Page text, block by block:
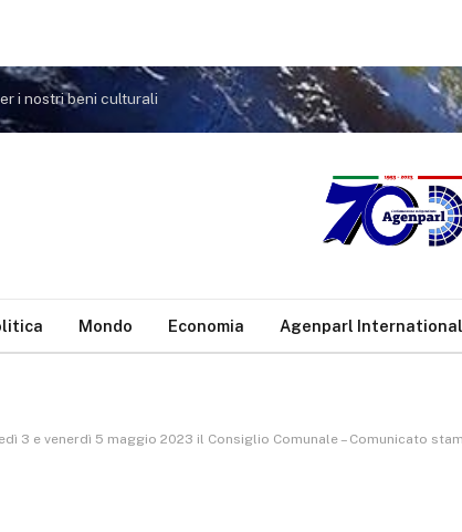
i nostri beni culturali
Mondo Economia Agenparl International
3 e venerdì 5 maggio 2023 il Consiglio Comunale – Comunicato